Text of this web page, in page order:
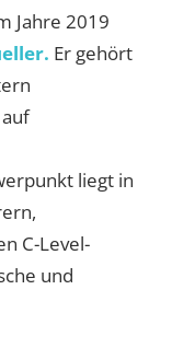
Jahre 2019
Er gehört
liegt in
C-Level-
und